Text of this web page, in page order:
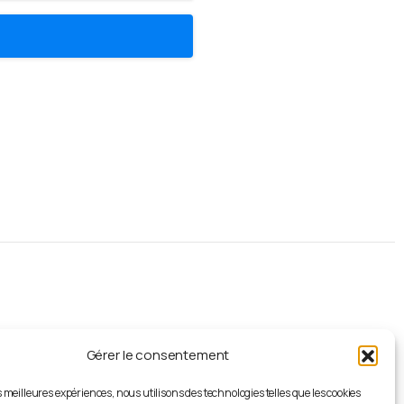
Gérer le consentement
meilleures expériences, nous utilisons des technologies telles que les cookies
actualités de l' AJAG directement dans
votre boîte de réception, gratuitement.